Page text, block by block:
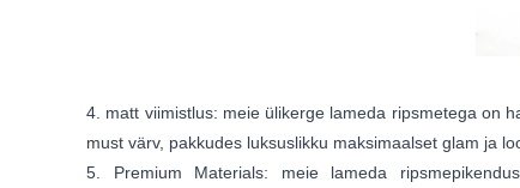
4. matt viimistlus: meie ülikerge lameda ripsmetega on
must värv, pakkudes luksuslikku maksimaalset glam ja
5. Premium Materials: meie lameda